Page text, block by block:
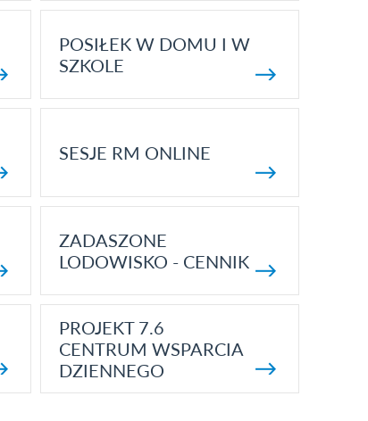
POSIŁEK W DOMU I W
SZKOLE
SESJE RM ONLINE
ZADASZONE
LODOWISKO - CENNIK
PROJEKT 7.6
CENTRUM WSPARCIA
DZIENNEGO